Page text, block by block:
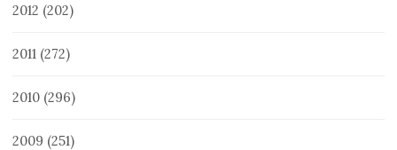
2012 (202)
2011 (272)
2010 (296)
2009 (251)